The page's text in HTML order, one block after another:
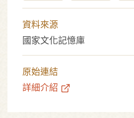
資料來源
國家文化記憶庫
原始連結
詳細介紹